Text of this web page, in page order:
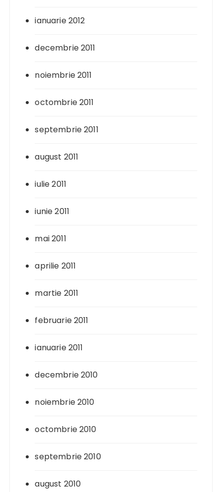
ianuarie 2012
decembrie 2011
noiembrie 2011
octombrie 2011
septembrie 2011
august 2011
iulie 2011
iunie 2011
mai 2011
aprilie 2011
martie 2011
februarie 2011
ianuarie 2011
decembrie 2010
noiembrie 2010
octombrie 2010
septembrie 2010
august 2010